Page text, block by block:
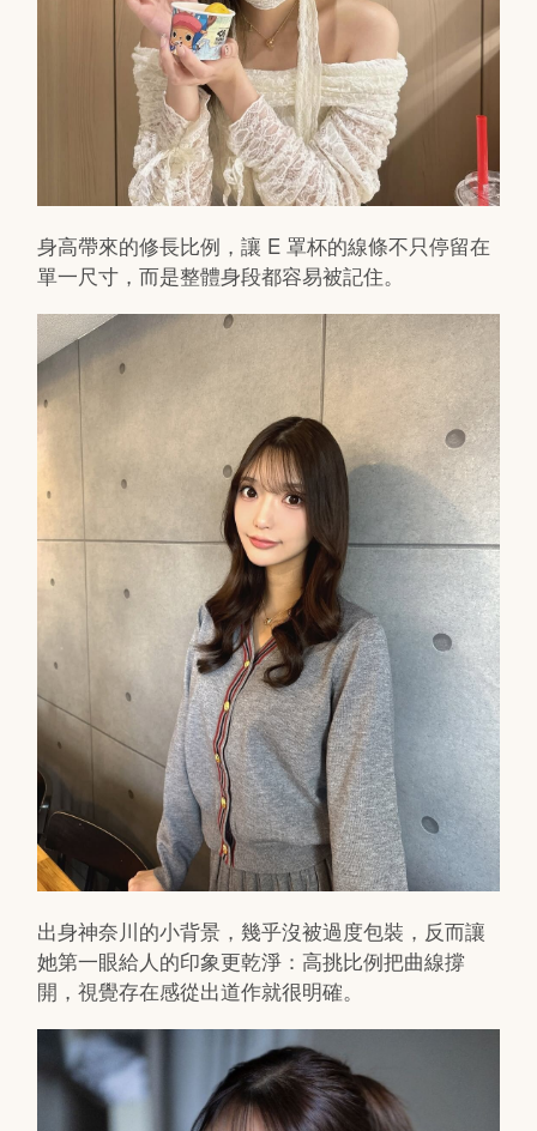
身高帶來的修長比例，讓 E 罩杯的線條不只停留在
單一尺寸，而是整體身段都容易被記住。
出身神奈川的小背景，幾乎沒被過度包裝，反而讓
她第一眼給人的印象更乾淨：高挑比例把曲線撐
開，視覺存在感從出道作就很明確。